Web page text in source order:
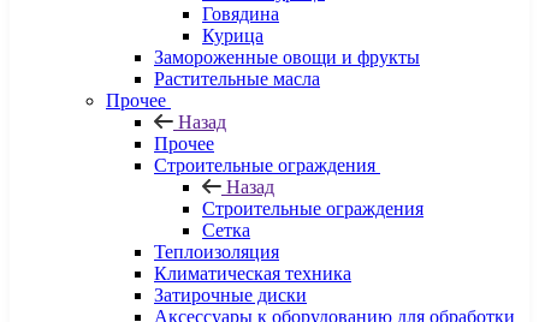
Говядина
Курица
Замороженные овощи и фрукты
Растительные масла
Прочее
Назад
Прочее
Строительные ограждения
Назад
Строительные ограждения
Сетка
Теплоизоляция
Климатическая техника
Затирочные диски
Аксессуары к оборудованию для обработки